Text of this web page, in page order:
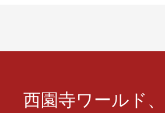
シ
ン
西園寺ワールド